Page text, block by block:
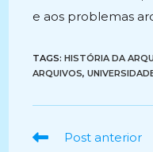
e aos problemas
TAGS:HISTÓRIA DA
ARQUIVOS,
Ler
Post anterior